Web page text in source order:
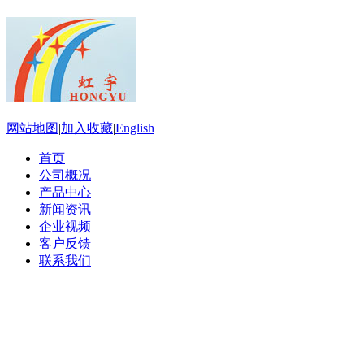
网站地图|加入收藏|English
首页
公司概况
产品中心
新闻资讯
企业视频
客户反馈
联系我们